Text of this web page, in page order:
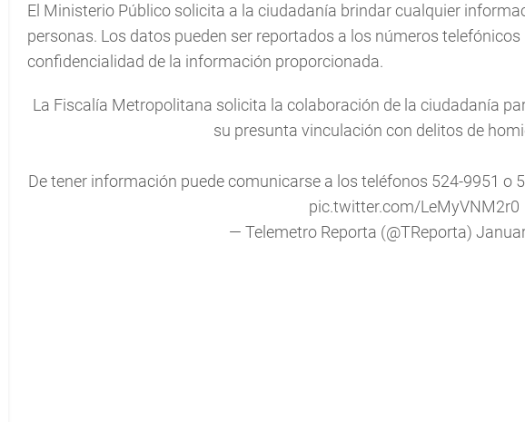
El Ministerio Público solicita a la ciudadanía brindar cualquier
personas. Los datos pueden ser reportados a los números
confidencialidad de la información proporcionada.
La Fiscalía Metropolitana solicita la colaboración de la ciudadanía
su presunta vinculación con delitos de
De tener información puede comunicarse a los teléfonos 524-9951 o
pic.twitter.com/LeMyVNM2r0
— Telemetro Reporta (@TReporta)